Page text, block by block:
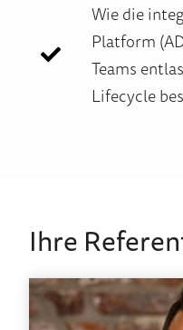
Wie die
Platform
Teams
Lifecycle
Ihre